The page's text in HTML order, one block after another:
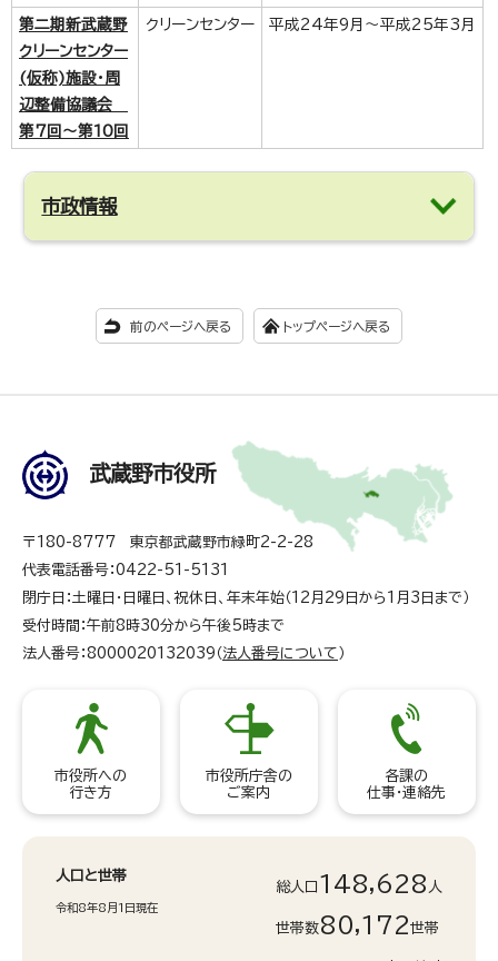
第二期新武蔵野
クリーンセンター
(仮称)施設・周
辺整備協議会
第7回～第10回
クリーンセンター 平成24年9月～平成25年3月
市政情報
前のページへ戻る トップページへ戻る
武蔵野市役所
〒180-8777 東京都武蔵野市緑町2-2-28
代表電話番号：0422-51-5131
閉庁日：土曜日・日曜日、祝休日、年末年始（12月29日から1月3日まで）
受付時間：午前8時30分から午後5時まで
法人番号：8000020132039（ 法人番号について ）
市役所への
行き方
市役所庁舎の
ご案内
各課の
仕事・連絡先
人口と世帯
令和8年8月1日現在
総人口 148,628 人
世帯数80,172世帯